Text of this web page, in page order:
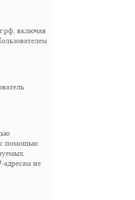
включая
с помощью
адресам не